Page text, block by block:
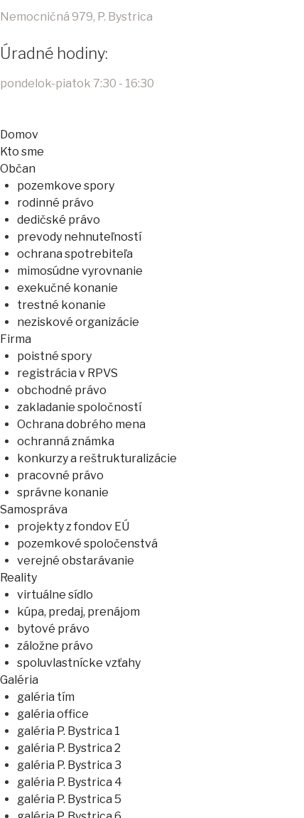
Nemocničná 979, P. Bystrica
Úradné hodiny:
pondelok-piatok 7:30 - 16:30
Domov
Kto sme
Občan
pozemkove spory
rodinné právo
dedičské právo
prevody nehnuteľností
ochrana spotrebiteľa
mimosúdne vyrovnanie
exekučné konanie
trestné konanie
neziskové organizácie
Firma
poistné spory
registrácia v RPVS
obchodné právo
zakladanie spoločností
Ochrana dobrého mena
ochranná známka
konkurzy a reštrukturalizácie
pracovné právo
správne konanie
Samospráva
projekty z fondov EÚ
pozemkové spoločenstvá
verejné obstarávanie
Reality
virtuálne sídlo
kúpa, predaj, prenájom
bytové právo
záložne právo
spoluvlastnícke vzťahy
Galéria
galéria tím
galéria office
galéria P. Bystrica 1
galéria P. Bystrica 2
galéria P. Bystrica 3
galéria P. Bystrica 4
galéria P. Bystrica 5